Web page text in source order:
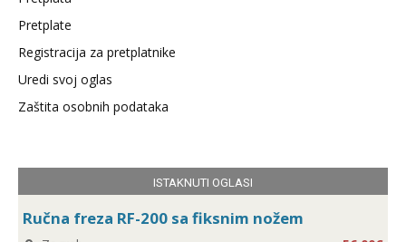
Pretplate
Registracija za pretplatnike
Uredi svoj oglas
Zaštita osobnih podataka
ISTAKNUTI OGLASI
Ručna freza RF-200 sa fiksnim nožem